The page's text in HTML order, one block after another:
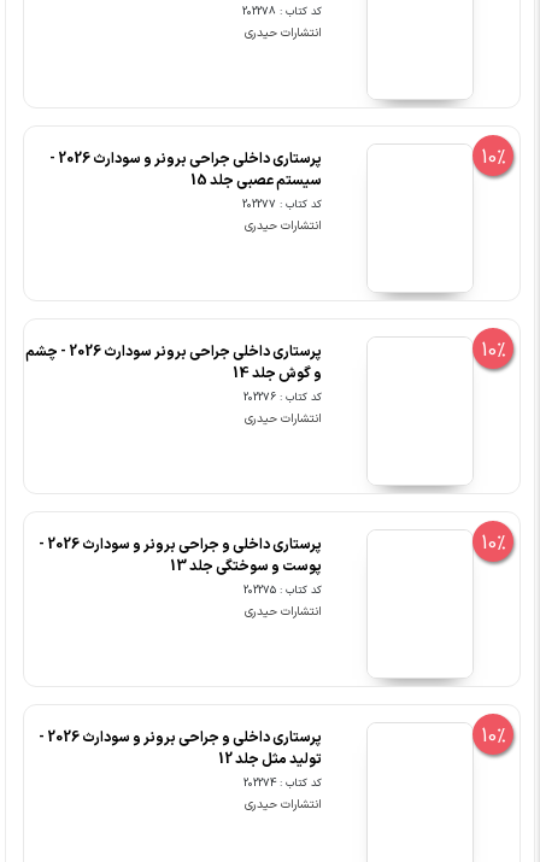
کد کتاب : 202278
انتشارات حیدری
10%
پرستاری داخلی جراحی برونر و سودارث 2026 -
سیستم عصبی جلد 15
کد کتاب : 202277
انتشارات حیدری
10%
پرستاری داخلی جراحی برونر سودارث 2026 - چشم
و گوش جلد 14
کد کتاب : 202276
انتشارات حیدری
10%
پرستاری داخلی و جراحی برونر و سودارث 2026 -
پوست و سوختگی جلد 13
کد کتاب : 202275
انتشارات حیدری
10%
پرستاری داخلی و جراحی برونر و سودارث 2026 -
تولید مثل جلد 12
کد کتاب : 202274
انتشارات حیدری